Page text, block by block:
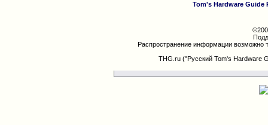
Tom's Hardware Guide
Распространение информации возможно
THG.ru ("Русский Tom's Hardware